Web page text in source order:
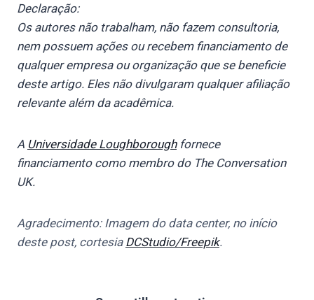
Declaração:
Os autores não trabalham, não fazem consultoria,
nem possuem ações ou recebem financiamento de
qualquer empresa ou organização que se beneficie
deste artigo. Eles não divulgaram qualquer afiliação
relevante além da acadêmica.
A Universidade Loughboroughfornece
financiamento como membro do The Conversation
UK.
Agradecimento: Imagem do data center, no início
deste post, cortesia DCStudio/Freepik.